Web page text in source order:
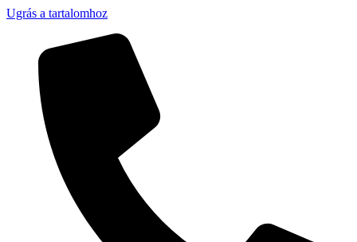
Ugrás a tartalomhoz